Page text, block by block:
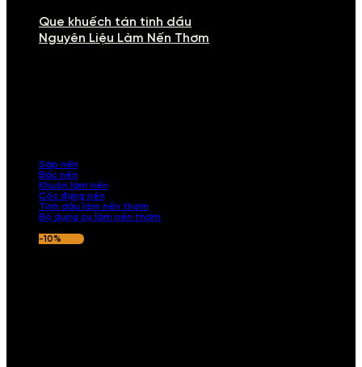
Que khuếch tán tinh dầu
Nguyên Liệu Làm Nến Thơm
Sáp nến
Bấc nến
Khuôn làm nến
Cốc đựng nến
Tinh dầu làm nến thơm
Bộ dụng cụ làm nến thơm
-10%